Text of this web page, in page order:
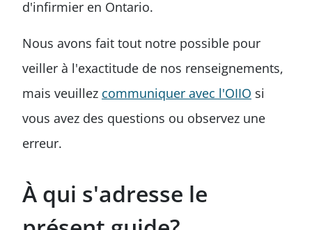
d'infirmier en Ontario.
Nous avons fait tout notre possible pour
veiller à l'exactitude de nos renseignements,
mais veuillez communiquer avec l'OIIO si
vous avez des questions ou observez une
erreur.
À qui s'adresse le